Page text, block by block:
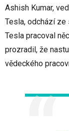
Ashish Kumar,
Tesla, odchází
Tesla pracoval
prozradil, že
vědeckého